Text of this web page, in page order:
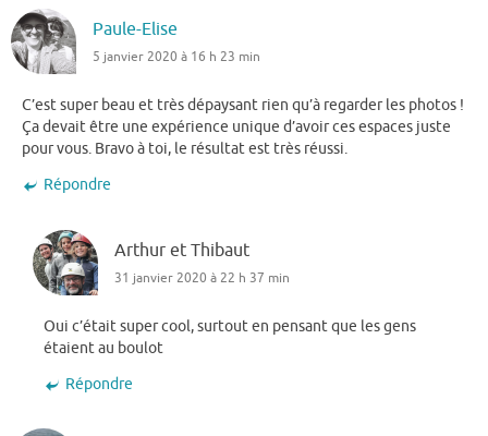
Paule-Elise
5 janvier 2020 à 16 h 23 min
C’est super beau et très dépaysant rien qu’à regarder les photos !
Ça devait être une expérience unique d’avoir ces espaces juste
pour vous. Bravo à toi, le résultat est très réussi.
Répondre
Arthur et Thibaut
31 janvier 2020 à 22 h 37 min
Oui c’était super cool, surtout en pensant que les gens
étaient au boulot
Répondre